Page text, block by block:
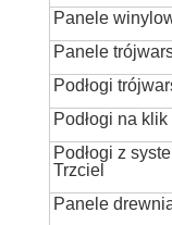
Panele
Panele
Podłogi
Podłogi na klik
Podłogi z
Trzciel
Panele